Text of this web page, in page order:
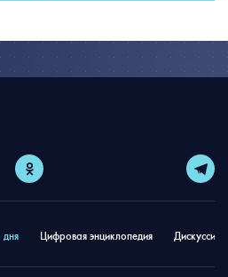
Цифровая энциклопедия